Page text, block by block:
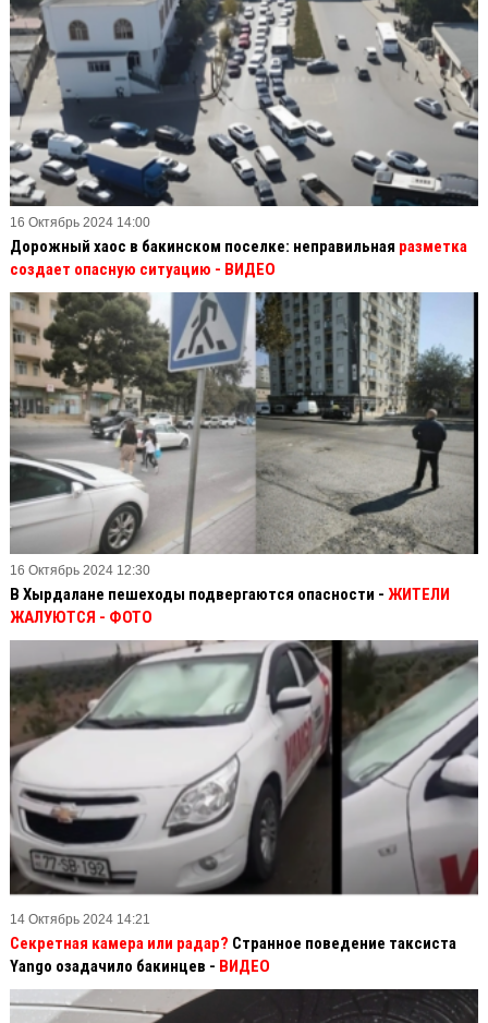
16 Октябрь 2024 14:00
Дорожный хаос в бакинском поселке: неправильная разметка
создает опасную ситуацию - ВИДЕО
16 Октябрь 2024 12:30
В Хырдалане пешеходы подвергаются опасности - ЖИТЕЛИ
ЖАЛУЮТСЯ - ФОТО
14 Октябрь 2024 14:21
Секретная камера или радар? Странное поведение таксиста
Yango озадачило бакинцев - ВИДЕО